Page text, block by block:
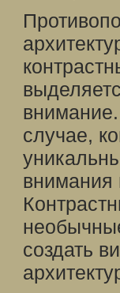
случае,
внимания
создать